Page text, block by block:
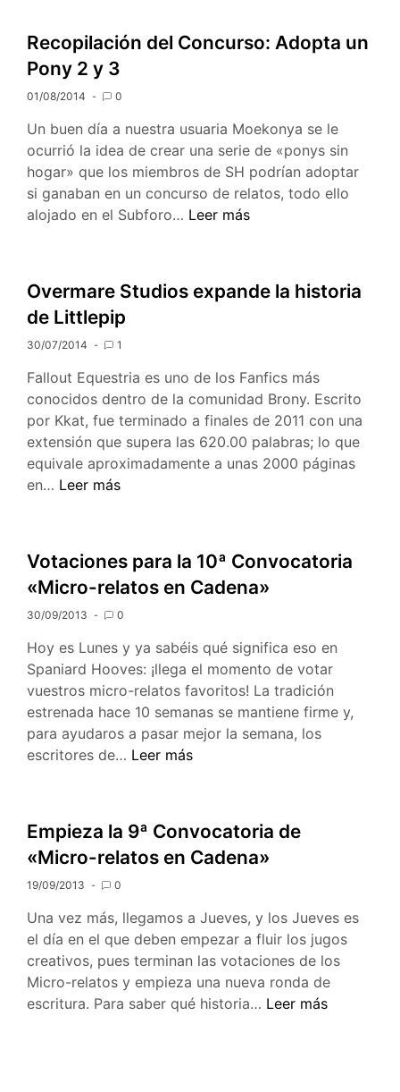
Recopilación del Concurso: Adopta un
Pony 2 y 3
01/08/2014 0
Un buen día a nuestra usuaria Moekonya se le
ocurrió la idea de crear una serie de «ponys sin
hogar» que los miembros de SH podrían adoptar
si ganaban en un concurso de relatos, todo ello
alojado en el Subforo… Recopilación
un
3
Leer más
Overmare Studios expande la historia
de Littlepip
30/07/2014 1
Fallout Equestria es uno de los Fanfics más
conocidos dentro de la comunidad Brony. Escrito
por Kkat, fue terminado a finales de 2011 con una
extensión que supera las 620.00 palabras; lo que
equivale aproximadamente a unas 2000 páginas
en… Overmare
historia
de
Littlepip
Leer más
Votaciones para la 10ª Convocatoria
«Micro-relatos en Cadena»
30/09/2013 0
Hoy es Lunes y ya sabéis qué significa eso en
Spaniard Hooves: ¡llega el momento de votar
vuestros micro-relatos favoritos! La tradición
estrenada hace 10 semanas se mantiene firme y,
para ayudaros a pasar mejor la semana, los
escritores de… Votaciones
Convocatoria
«Micro-
Cadena»
Leer más
Empieza la 9ª Convocatoria de
«Micro-relatos en Cadena»
19/09/2013 0
Una vez más, llegamos a Jueves, y los Jueves es
el día en el que deben empezar a fluir los jugos
creativos, pues terminan las votaciones de los
Micro-relatos y empieza una nueva ronda de
escritura. Para saber qué historia… Empieza
Leer más